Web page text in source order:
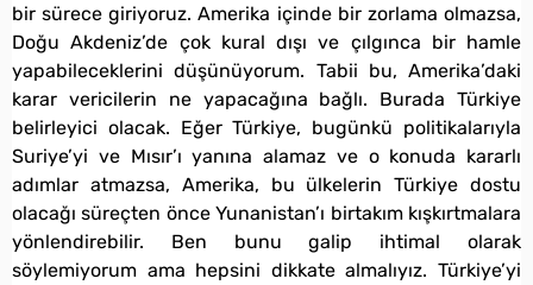
bir sürece giriyoruz. Amerika içinde bir zorlama olmazsa,
Doğu Akdeniz’de çok kural dışı ve çılgınca bir hamle
yapabileceklerini düşünüyorum. Tabii bu, Amerika’daki
karar vericilerin ne yapacağına bağlı. Burada Türkiye
belirleyici olacak. Eğer Türkiye, bugünkü politikalarıyla
Suriye’yi ve Mısır’ı yanına alamaz ve o konuda kararlı
adımlar atmazsa, Amerika, bu ülkelerin Türkiye dostu
olacağı süreçten önce Yunanistan’ı birtakım kışkırtmalara
yönlendirebilir. Ben bunu galip ihtimal olarak
söylemiyorum ama hepsini dikkate almalıyız. Türkiye’yi